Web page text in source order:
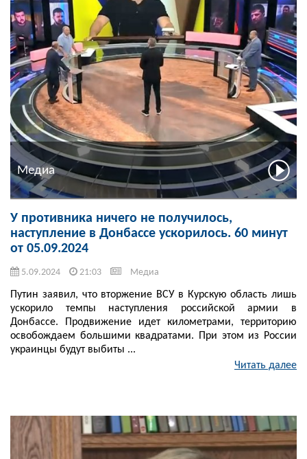
Медиа
У противника ничего не получилось,
наступление в Донбассе ускорилось. 60 минут
от 05.09.2024
5.09.2024 21:03 Медиа
Путин заявил, что вторжение ВСУ в Курскую область лишь
ускорило темпы наступления российской армии в
Донбассе. Продвижение идет километрами, территорию
освобождаем большими квадратами. При этом из России
украинцы будут выбиты ...
Читать далее